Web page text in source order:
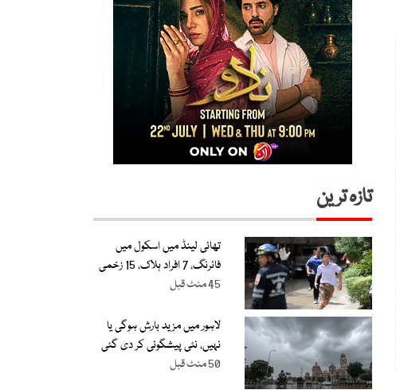
تازہ ترین
تھائی لینڈ میں اسکول میں
فائرنگ، 7 افراد ہلاک، 15 زخمی
45 منٹ قبل
لاہور میں مزید بارش ہوگی یا
نہیں، نئی پیشگوئی کر دی گئی
50 منٹ قبل